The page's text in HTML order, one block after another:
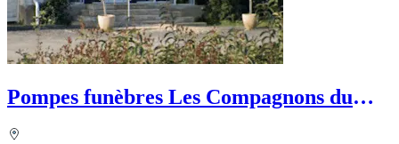
Pompes funèbres Les Compagnons du